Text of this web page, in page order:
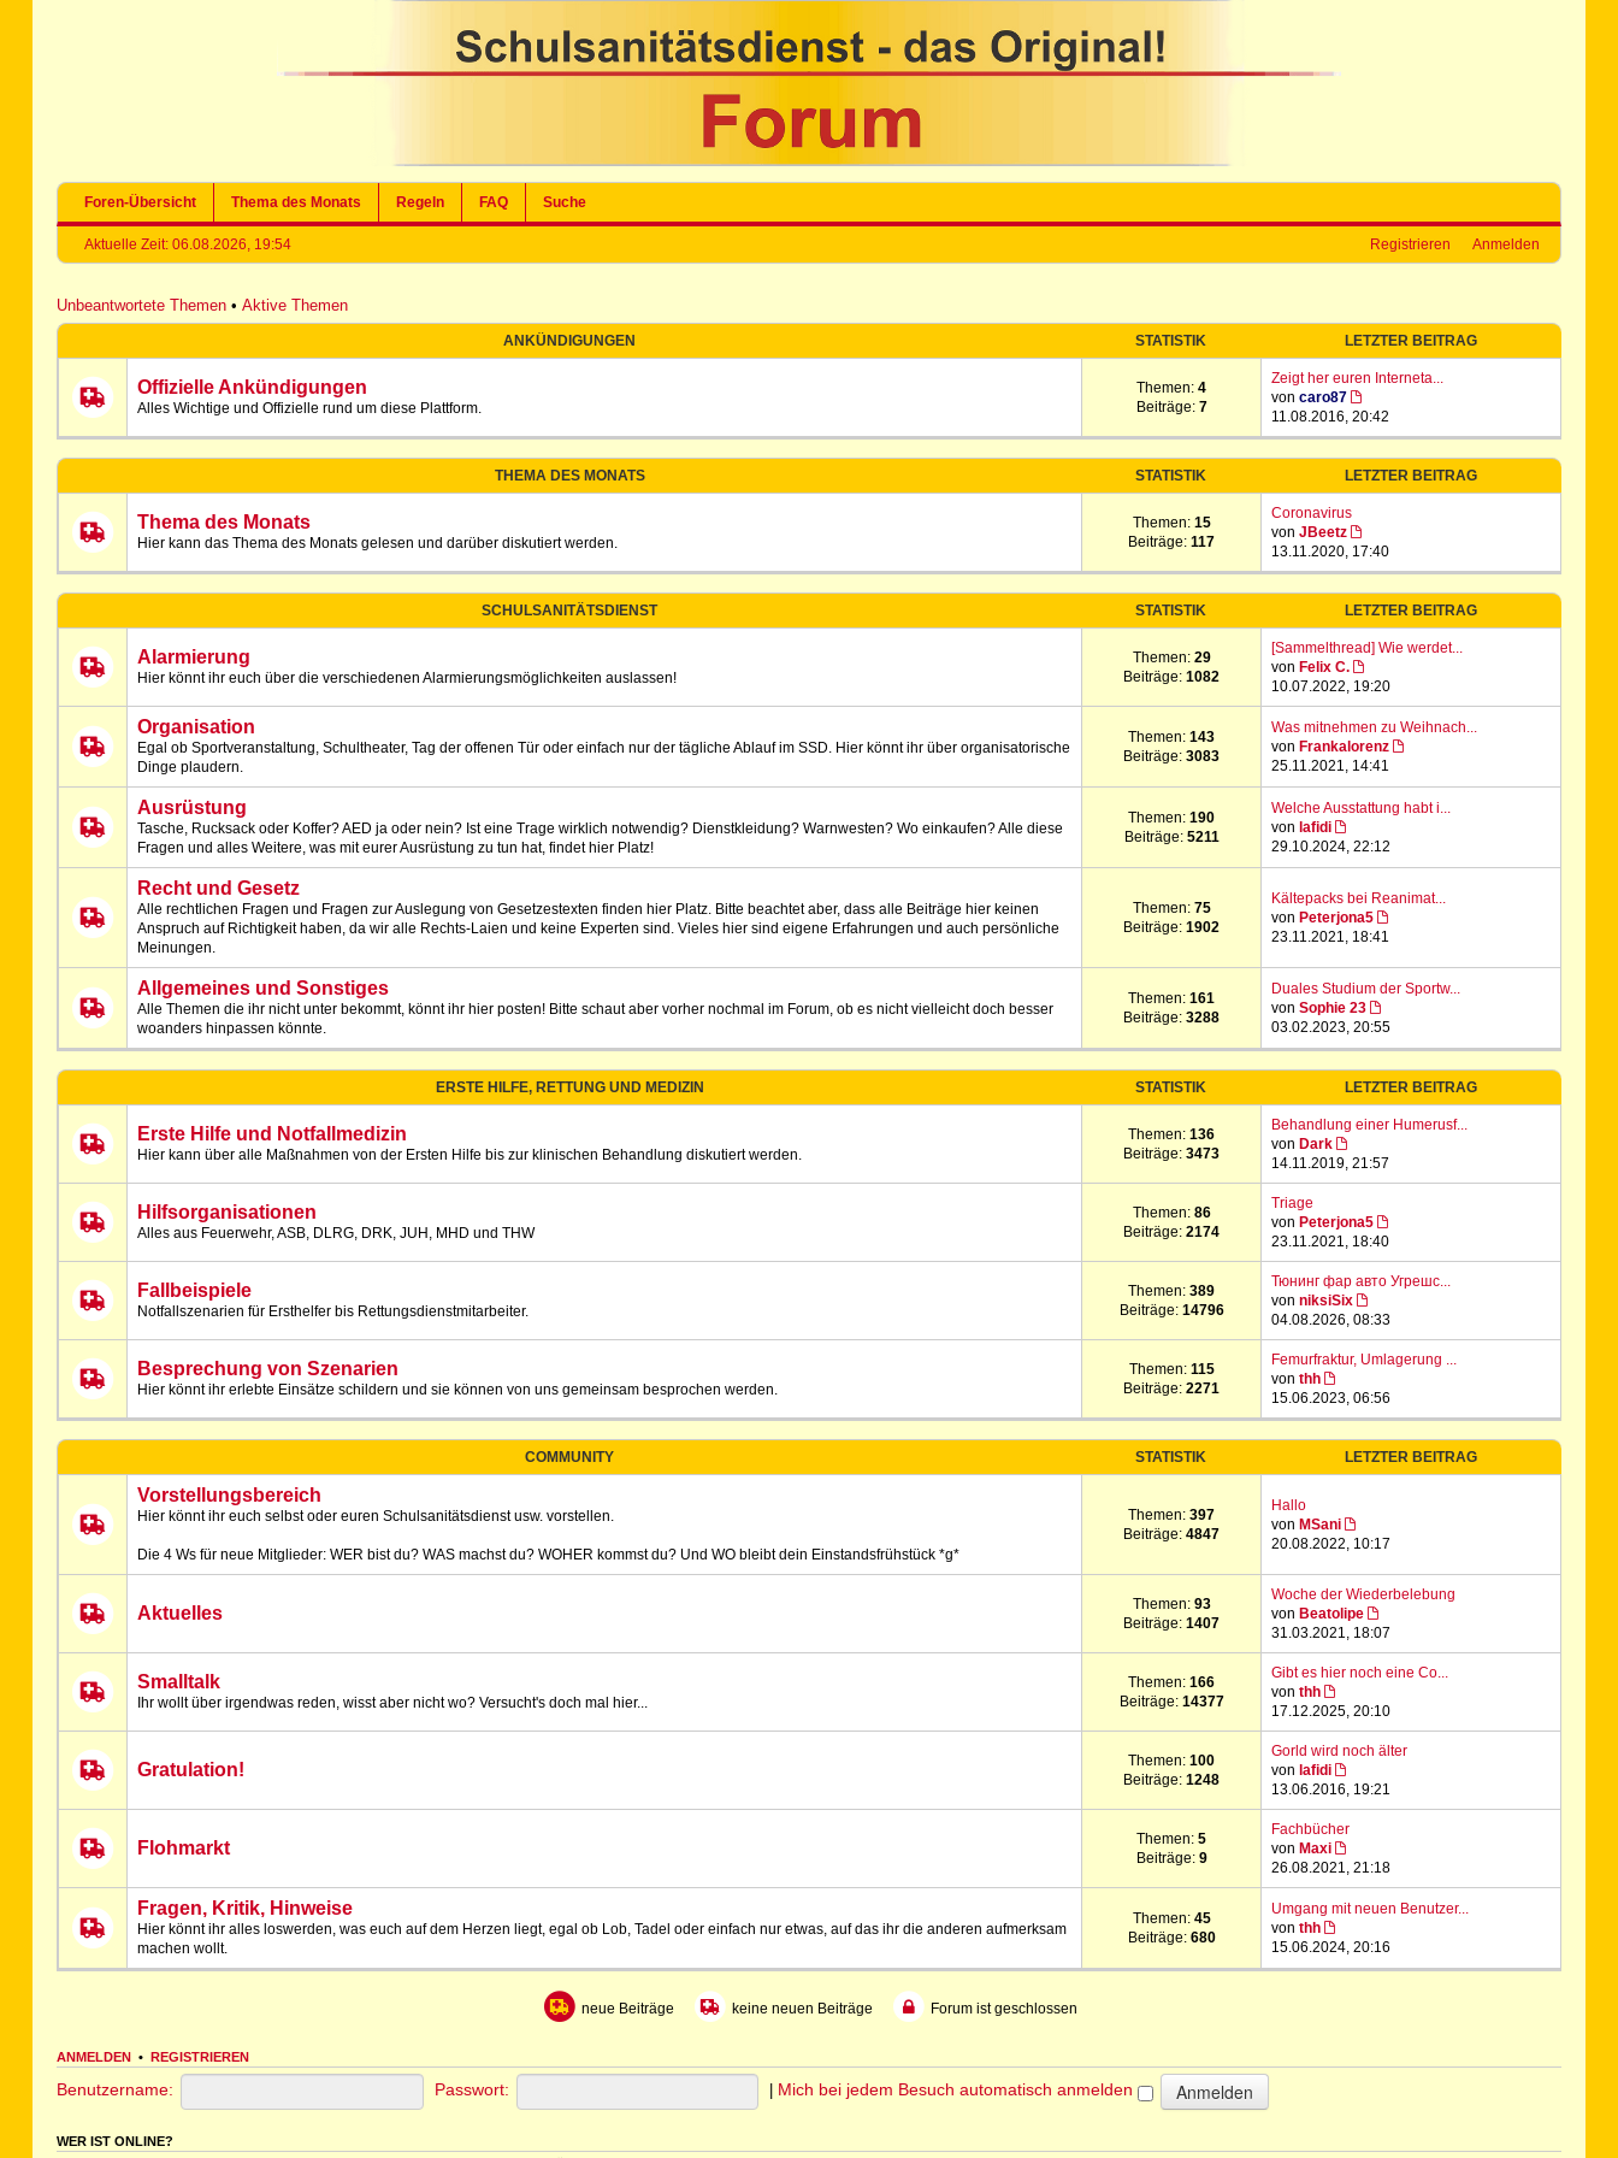
Foren-Übersicht Thema des Monats Regeln FAQ Suche
Aktuelle Zeit: 06.08.2026, 19:54 Registrieren Anmelden
Unbeantwortete Themen •Aktive Themen
ANKÜNDIGUNGEN STATISTIK LETZTER BEITRAG
Offizielle Ankündigungen
Alles Wichtige und Offizielle rund um diese Plattform.
Themen:4
Beiträge: 7
Zeigt her euren Interneta...
voncaro87
11.08.2016, 20:42
THEMA DES MONATS STATISTIK LETZTER BEITRAG
Thema des Monats
Hier kann das Thema des Monats gelesen und darüber diskutiert werden.
Themen: 15
Beiträge:117
Coronavirus
vonJBeetz
13.11.2020, 17:40
SCHULSANITÄTSDIENST STATISTIK LETZTER BEITRAG
Alarmierung
Hier könnt ihr euch über die verschiedenen Alarmierungsmöglichkeiten auslassen!
Themen: 29
Beiträge:1082
[Sammelthread] Wie werdet...
von Felix C.
10.07.2022, 19:20
Organisation
Egal ob Sportveranstaltung, Schultheater, Tag der offenen Tür oder einfach nur der tägliche Ablauf im SSD. Hier könnt ihr über organisatorische
Dinge plaudern.
Themen:143
Beiträge:3083
Was mitnehmen zu Weihnach...
von Frankalorenz
25.11.2021, 14:41
Ausrüstung
Tasche, Rucksack oder Koffer? AED ja oder nein? Ist eine Trage wirklich notwendig? Dienstkleidung? Warnwesten? Wo einkaufen? Alle diese
Fragen und alles Weitere, was mit eurer Ausrüstung zu tun hat, findet hier Platz!
Themen:190
Beiträge: 5211
Welche Ausstattung habt i...
von lafidi
29.10.2024, 22:12
Recht und Gesetz
Alle rechtlichen Fragen und Fragen zur Auslegung von Gesetzestexten finden hier Platz. Bitte beachtet aber, dass alle Beiträge hier keinen
Anspruch auf Richtigkeit haben, da wir alle Rechts-Laien und keine Experten sind. Vieles hier sind eigene Erfahrungen und auch persönliche
Meinungen.
Themen: 75
Beiträge:1902
Kältepacks bei Reanimat...
von Peterjona5
23.11.2021, 18:41
Allgemeines und Sonstiges
Alle Themen die ihr nicht unter bekommt, könnt ihr hier posten! Bitte schaut aber vorher nochmal im Forum, ob es nicht vielleicht doch besser
woanders hinpassen könnte.
Themen:161
Beiträge:3288
Duales Studium der Sportw...
vonSophie 23
03.02.2023, 20:55
ERSTE HILFE, RETTUNG UND MEDIZIN STATISTIK LETZTER BEITRAG
Erste Hilfe und Notfallmedizin
Hier kann über alle Maßnahmen von der Ersten Hilfe bis zur klinischen Behandlung diskutiert werden.
Themen:136
Beiträge:3473
Behandlung einer Humerusf...
von Dark
14.11.2019, 21:57
Hilfsorganisationen
Alles aus Feuerwehr, ASB, DLRG, DRK, JUH, MHD und THW
Themen: 86
Beiträge:2174
Triage
von Peterjona5
23.11.2021, 18:40
Fallbeispiele
Notfallszenarien für Ersthelfer bis Rettungsdienstmitarbeiter.
Themen:389
Beiträge: 14796
Тюнинг фар авто Угрешс...
vonniksiSix
04.08.2026, 08:33
Besprechung von Szenarien
Hier könnt ihr erlebte Einsätze schildern und sie können von uns gemeinsam besprochen werden.
Themen: 115
Beiträge:2271
Femurfraktur, Umlagerung ...
vonthh
15.06.2023, 06:56
COMMUNITY STATISTIK LETZTER BEITRAG
Vorstellungsbereich
Hier könnt ihr euch selbst oder euren Schulsanitätsdienst usw. vorstellen.
Die 4 Ws für neue Mitglieder: WER bist du? WAS machst du? WOHER kommst du? Und WO bleibt dein Einstandsfrühstück *g*
Themen:397
Beiträge:4847
Hallo
von MSani
20.08.2022, 10:17
Aktuelles Themen: 93
Beiträge:1407
Woche der Wiederbelebung
von Beatolipe
31.03.2021, 18:07
Smalltalk
Ihr wollt über irgendwas reden, wisst aber nicht wo? Versucht's doch mal hier...
Themen:166
Beiträge: 14377
Gibt es hier noch eine Co...
vonthh
17.12.2025, 20:10
Gratulation! Themen:100
Beiträge:1248
Gorld wird noch älter
von lafidi
13.06.2016, 19:21
Flohmarkt Themen:5
Beiträge: 9
Fachbücher
von Maxi
26.08.2021, 21:18
Fragen, Kritik, Hinweise
Hier könnt ihr alles loswerden, was euch auf dem Herzen liegt, egal ob Lob, Tadel oder einfach nur etwas, auf das ihr die anderen aufmerksam
machen wollt.
Themen: 45
Beiträge: 680
Umgang mit neuen Benutzer...
vonthh
15.06.2024, 20:16
neue Beiträge keine neuen Beiträge Forum ist geschlossen
ANMELDEN •REGISTRIEREN
Benutzername: Passwort: Mich bei jedem Besuch automatisch anmelden
WER IST ONLINE?